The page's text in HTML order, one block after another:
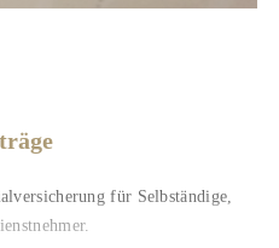
für Selbständige,